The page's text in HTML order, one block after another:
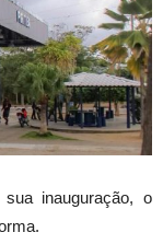
inauguração, o